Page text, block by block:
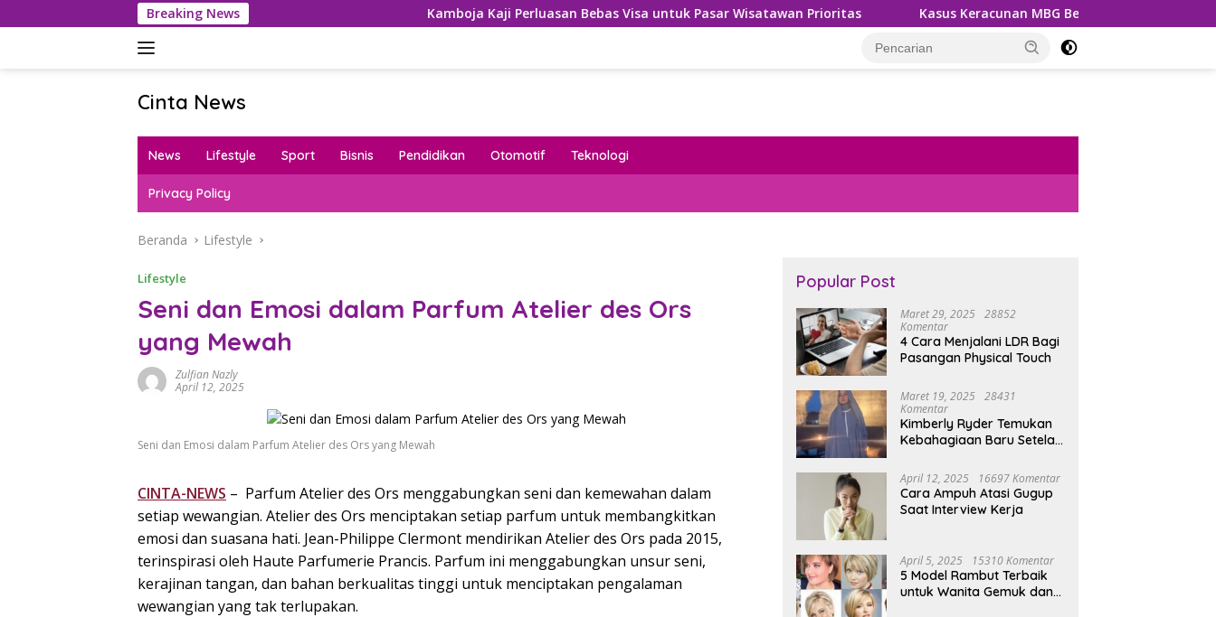
ke
Breaking News Kamboja Kaji Perluasan Bebas Visa untuk Pasar Wisatawan Prioritas Kasus Keracunan MBG Berulang, BGN Siapkan Aturan dan
Cinta News
News
Kabar
Inspirasi!
News Lifestyle Sport Bisnis Pendidikan Otomotif Teknologi
Privacy Policy
Beranda Lifestyle
Lifestyle
Seni dan Emosi dalam Parfum Atelier des Ors
yang Mewah
Zulfian Nazly
April 12, 2025
Seni dan Emosi dalam Parfum Atelier des Ors yang Mewah
CINTA-NEWS – Parfum Atelier des Ors menggabungkan seni dan kemewahan dalam
setiap wewangian. Atelier des Ors menciptakan setiap parfum untuk membangkitkan
emosi dan suasana hati. Jean-Philippe Clermont mendirikan Atelier des Ors pada 2015,
terinspirasi oleh Haute Parfumerie Prancis. Parfum ini menggabungkan unsur seni,
kerajinan tangan, dan bahan berkualitas tinggi untuk menciptakan pengalaman
wewangian yang tak terlupakan.
Popular Post
Maret 29, 2025
28852
Komentar
4 Cara Menjalani LDR Bagi
Pasangan Physical Touch
Maret 19, 2025
28431
Komentar
Kimberly Ryder Temukan
Kebahagiaan Baru Setelah
April 12, 2025 16697 Komentar
Cara Ampuh Atasi Gugup
Saat Interview Kerja
April 5, 2025 15310 Komentar
5 Model Rambut Terbaik
untuk Wanita Gemuk dan